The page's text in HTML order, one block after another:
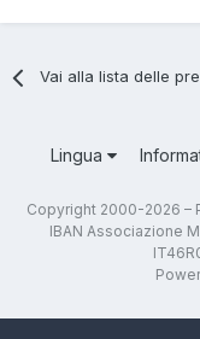
Vai alla lista delle
Lingua
Copyright 2000-2026 –
IBAN Associazione